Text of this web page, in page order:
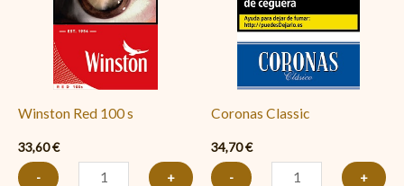
Winston Red 100 s
33,60€
-
cantidad
+
Coronas Classic
34,70€
-
+